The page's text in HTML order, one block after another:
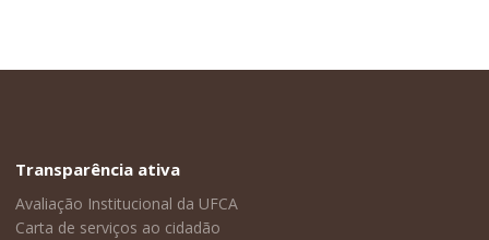
Transparência ativa
Avaliação Institucional da UFCA
Carta de serviços ao cidadão